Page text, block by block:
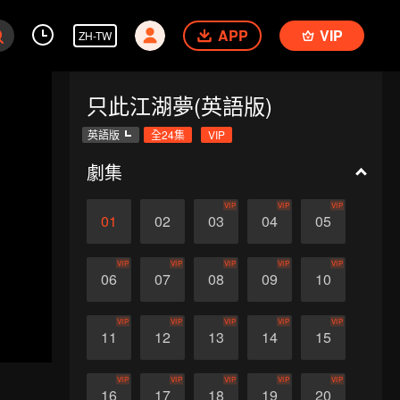
ZH-TW APP VIP
只此江湖夢(英語版)
英語版 全24集 VIP
劇集
01 02 03
VIP
04
VIP
05
VIP
06
VIP
07
VIP
08
VIP
09
VIP
10
VIP
11
VIP
12
VIP
13
VIP
14
VIP
15
VIP
16
VIP
17
VIP
18
VIP
19
VIP
20
VIP